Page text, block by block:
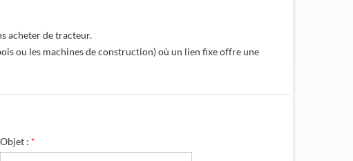
acheter de tracteur.
ou les machines de construction) où un lien fixe offre une
Objet : *